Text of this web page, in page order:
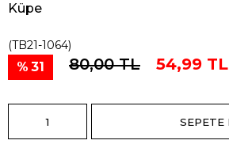
Küpe
(TB21-1064)
31 80,00 TL 54,99 TL